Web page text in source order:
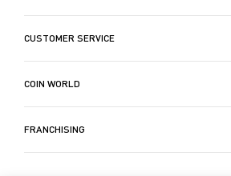
CUSTOMER SERVICE
COIN WORLD
FRANCHISING